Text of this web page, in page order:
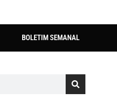
BOLETIM SEMANAL